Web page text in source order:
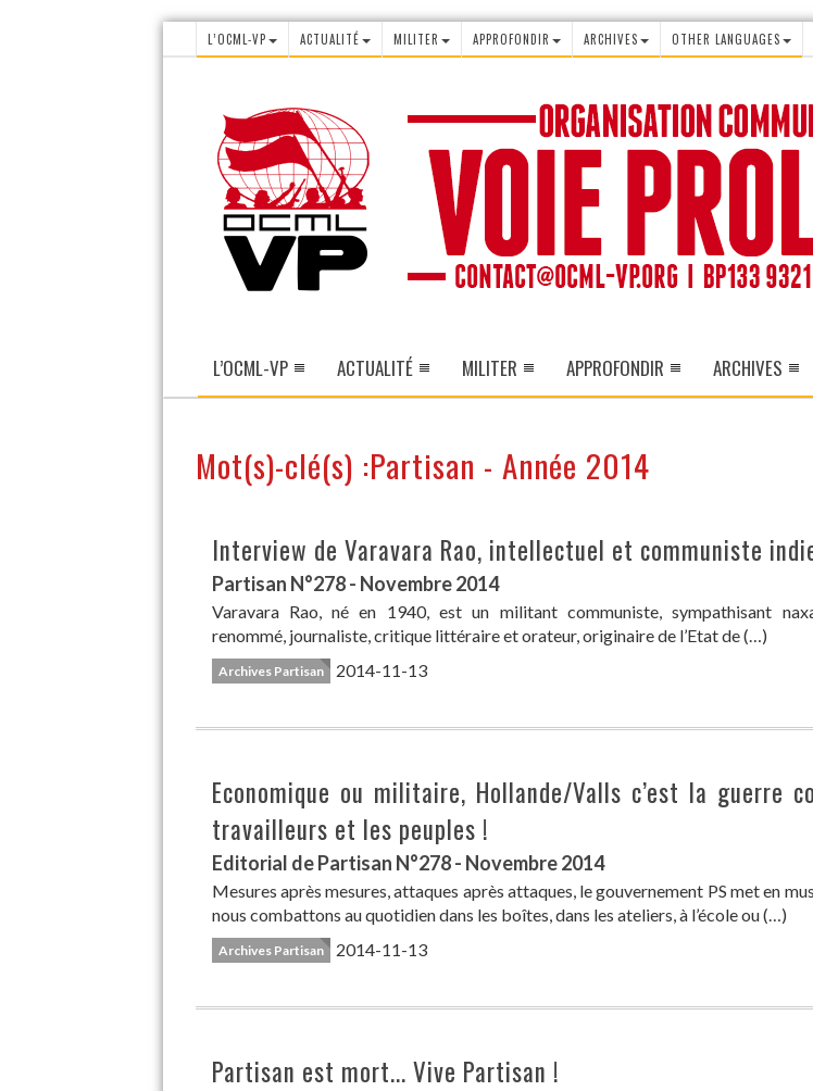
L’OCML-VP ACTUALITÉ MILITER APPROFONDIR ARCHIVES OTHER LANGUAGES
L’OCML-VP ACTUALITÉ MILITER APPROFONDIR ARCHIVES
Mot(s)-clé(s) :Partisan - Année 2014
Interview de Varavara Rao, intellectuel et communiste
Partisan N°278 - Novembre 2014
Varavara Rao, né en 1940, est un militant communiste, sympathisant
renommé, journaliste, critique littéraire et orateur, originaire de l’Etat de (…)
Archives Partisan 2014-11-13
Economique ou militaire, Hollande/Valls c’est la guerre
travailleurs et les peuples !
Editorial de Partisan N°278 - Novembre 2014
Mesures après mesures, attaques après attaques, le gouvernement PS met en
nous combattons au quotidien dans les boîtes, dans les ateliers, à l’école ou (…)
Archives Partisan 2014-11-13
Partisan est mort... Vive Partisan !